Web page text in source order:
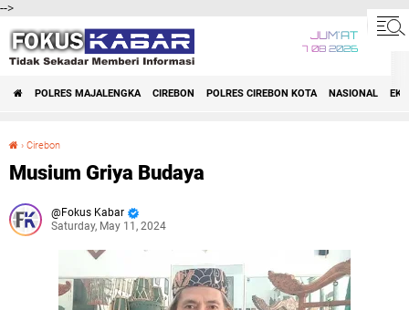
-->
JUM'AT
7 08 2026
POLRES MAJALENGKA CIREBON POLRES CIREBON KOTA NASIONAL
› Cirebon
Musium Griya Budaya
Fokus Kabar
Saturday, May 11, 2024